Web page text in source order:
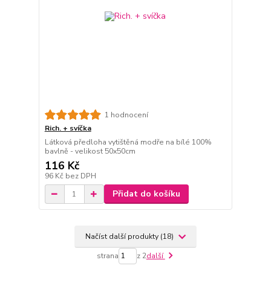
1 hodnocení
Rich. + svíčka
Látková předloha vytištěná modře na bílé 100%
bavlně - velikost 50x50cm
116 Kč
96 Kč bez DPH
Přidat do košíku
Načíst další produkty (18)
strana z 2další